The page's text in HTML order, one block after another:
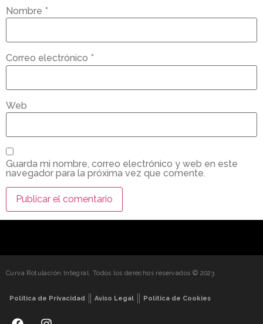
Nombre *
Correo electrónico *
Web
Guarda mi nombre, correo electrónico y web en este
navegador para la próxima vez que comente.
Curva Rotulación Integral. Todos los derechos reservados © 2023
Política de Privacidad Aviso Legal Política de Cookies